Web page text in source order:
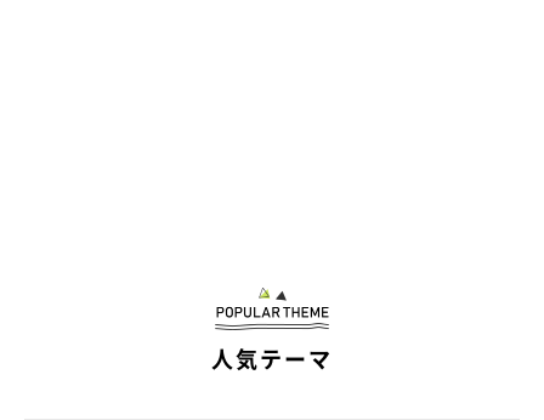
このような行動を見せやすい犬は、
に多いと考えられるでしょう」
人気テーマ